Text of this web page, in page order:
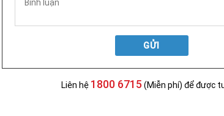
GỬI
Liên hệ 1800 6715 (Miễn phí) để được